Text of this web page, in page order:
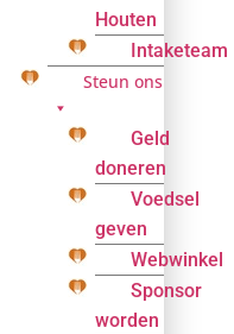
Houten
Intaketeam
Steun ons
Geld
doneren
Voedsel
geven
Webwinkel
Sponsor
worden